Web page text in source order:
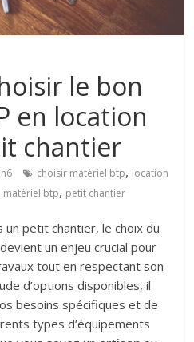
le bon
en location
chantier
choisir matériel btp, location
matériel btp, petit chantier
un petit chantier, le choix du
un enjeu crucial pour
tout en respectant son
d’options disponibles, il
besoins spécifiques et de
types d’équipements